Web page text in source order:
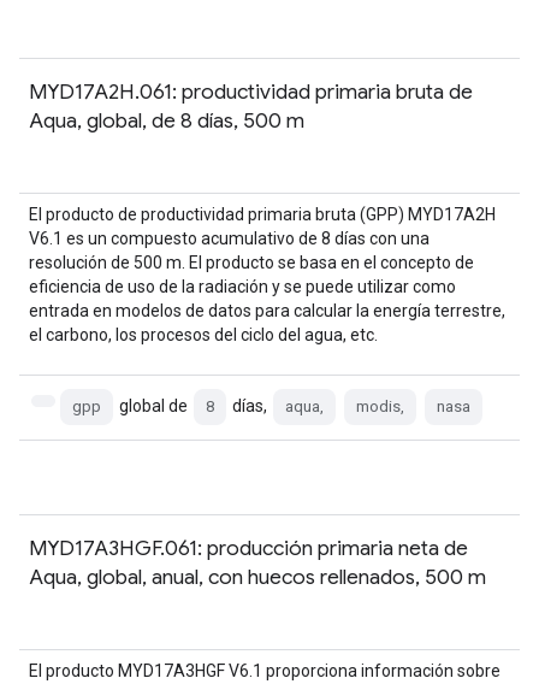
MYD17A2H.061: productividad primaria bruta de
Aqua, global, de 8 días, 500 m
El producto de productividad primaria bruta (GPP) MYD17A2H
V6.1 es un compuesto acumulativo de 8 días con una
resolución de 500 m. El producto se basa en el concepto de
eficiencia de uso de la radiación y se puede utilizar como
entrada en modelos de datos para calcular la energía terrestre,
el carbono, los procesos del ciclo del agua, etc.
gpp global de 8 días, aqua, modis, nasa
MYD17A3HGF.061: producción primaria neta de
Aqua, global, anual, con huecos rellenados, 500 m
El producto MYD17A3HGF V6.1 proporciona información sobre